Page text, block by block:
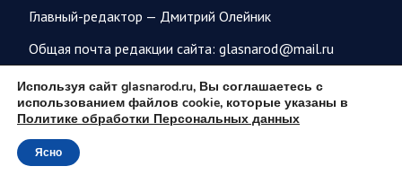
Как сообщили в министерстве природных ресурсов и
экологии области, обработку территории отравляющим
веществом планируется произвести с 7 по 10 августа…
08.08.2026 08:34
Саратовская область
Бусаргин: Уважаемые спортсмены, тренеры, участники
физкультурного движения, ветераны и любители
спорта! Поздравляю вас с Днем физкультурника
Главный-редактор — Дмитрий Олейник
Общая почта редакции сайта: glasnarod@mail.ru
ПОДПИСКА
Используя сайт glasnarod.ru, Вы соглашаетесь с
использованием файлов cookie, которые указаны в
Политике обработки Персональных данных
Ясно